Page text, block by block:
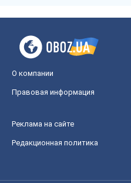
О компании
Правовая информация
Реклама на сайте
Редакционная политика